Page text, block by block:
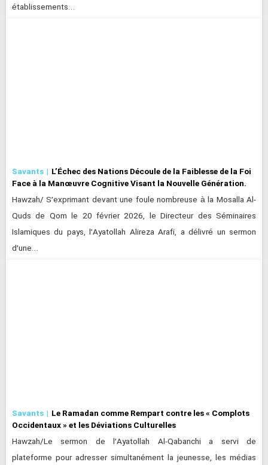
établissements…
Savants
L’Échec des Nations Découle de la Faiblesse de la Foi
Face à la Manœuvre Cognitive Visant la Nouvelle Génération.
Hawzah/ S’exprimant devant une foule nombreuse à la Mosalla Al-
Quds de Qom le 20 février 2026, le Directeur des Séminaires
Islamiques du pays, l’Ayatollah Alireza Arafi, a délivré un sermon
d’une…
Savants
Le Ramadan comme Rempart contre les « Complots
Occidentaux » et les Déviations Culturelles
Hawzah/Le sermon de l’Ayatollah Al-Qabanchi a servi de
plateforme pour adresser simultanément la jeunesse, les médias